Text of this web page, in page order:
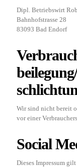
Dipl. Betriebswirt
Bahnhofstrasse 28
83093 Bad Endorf
Wir sind nicht bereit
vor einer
Social
Dieses Impressum